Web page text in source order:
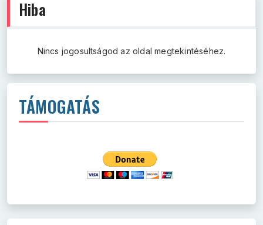
Hiba
Nincs jogosultságod az oldal megtekintéséhez.
TÁMOGATÁS